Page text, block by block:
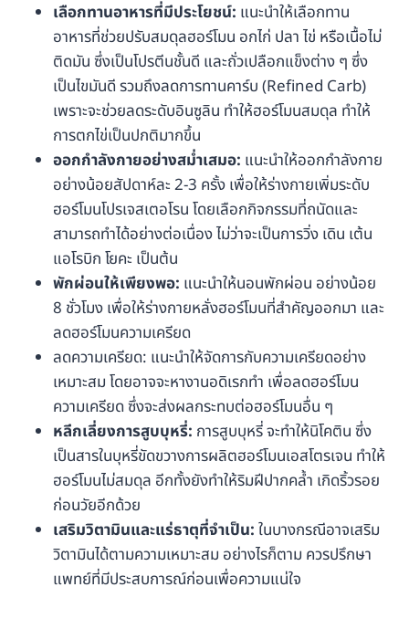
เลือกทานอาหารที่มีประโยชน์: แนะนำให้เลือกทาน
อาหารที่ช่วยปรับสมดุลฮอร์โมน อกไก่ ปลา ไข่ หรือเนื้อไม่
ติดมัน ซึ่งเป็นโปรตีนชั้นดี และถั่วเปลือกแข็งต่าง ๆ ซึ่ง
เป็นไขมันดี รวมถึงลดการทานคาร์บ (Refined Carb)
เพราะจะช่วยลดระดับอินซูลิน ทำให้ฮอร์โมนสมดุล ทำให้
การตกไข่เป็นปกติมากขึ้น
ออกกำลังกายอย่างสม่ำเสมอ: แนะนำให้ออกกำลังกาย
อย่างน้อยสัปดาห์ละ 2-3 ครั้ง เพื่อให้ร่างกายเพิ่มระดับ
ฮอร์โมนโปรเจสเตอโรน โดยเลือกกิจกรรมที่ถนัดและ
สามารถทำได้อย่างต่อเนื่อง ไม่ว่าจะเป็นการวิ่ง เดิน เต้น
แอโรบิก โยคะ เป็นต้น
พักผ่อนให้เพียงพอ: แนะนำให้นอนพักผ่อน อย่างน้อย
8 ชั่วโมง เพื่อให้ร่างกายหลั่งฮอร์โมนที่สำคัญออกมา และ
ลดฮอร์โมนความเครียด
ลดความเครียด: แนะนำให้จัดการกับความเครียดอย่าง
เหมาะสม โดยอาจจะหางานอดิเรกทำ เพื่อลดฮอร์โมน
ความเครียด ซึ่งจะส่งผลกระทบต่อฮอร์โมนอื่น ๆ
หลีกเลี่ยงการสูบบุหรี่: การสูบบุหรี่ จะทำให้นิโคติน ซึ่ง
เป็นสารในบุหรี่ขัดขวางการผลิตฮอร์โมนเอสโตรเจน ทำให้
ฮอร์โมนไม่สมดุล อีกทั้งยังทำให้ริมฝีปากคล้ำ เกิดริ้วรอย
ก่อนวัยอีกด้วย
เสริมวิตามินและแร่ธาตุที่จำเป็น:ในบางกรณีอาจเสริม
วิตามินได้ตามความเหมาะสม อย่างไรก็ตาม ควรปรึกษา
แพทย์ที่มีประสบการณ์ก่อนเพื่อความแน่ใจ